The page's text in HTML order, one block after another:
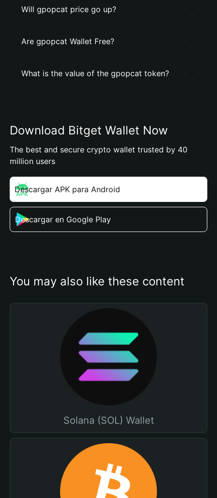
Will gpopcat price go up?
Are gpopcat Wallet Free?
What is the value of the gpopcat token?
Download Bitget Wallet Now
The best and secure crypto wallet trusted by 40
million users
Descargar APK para Android
Descargar en Google Play
You may also like these content
Solana (SOL) Wallet